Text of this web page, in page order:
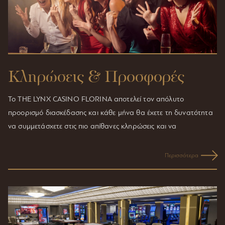
Κληρώσεις & Προσφορές
Το THE LYNX CASINO FLORINA αποτελεί τον απόλυτο
προορισμό διασκέδασης και κάθε μήνα θα έχετε τη δυνατότητα
να συμμετάσχετε στις πιο απίθανες κληρώσεις και να
για το πρόγραμμα των επόμενων μηνών και….δεν θα χάσετε!
Περισσότερα